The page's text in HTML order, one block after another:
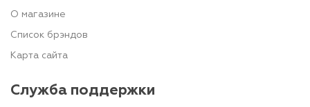
О магазине
Список брэндов
Карта сайта
Служба поддержки